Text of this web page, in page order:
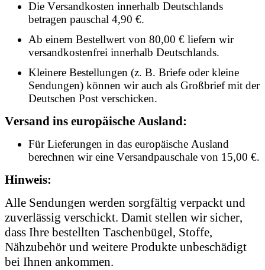
Die Versandkosten innerhalb Deutschlands
betragen pauschal 4,90 €.
Ab einem Bestellwert von 80,00 € liefern wir
versandkostenfrei innerhalb Deutschlands.
Kleinere Bestellungen (z. B. Briefe oder kleine
Sendungen) können wir auch als Großbrief mit der
Deutschen Post verschicken.
Versand ins europäische Ausland:
Für Lieferungen in das europäische Ausland
berechnen wir eine Versandpauschale von 15,00 €.
Hinweis:
Alle Sendungen werden sorgfältig verpackt und
zuverlässig verschickt. Damit stellen wir sicher,
dass Ihre bestellten Taschenbügel, Stoffe,
Nähzubehör und weitere Produkte unbeschädigt
bei Ihnen ankommen.